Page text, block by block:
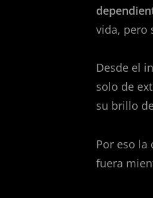
vida, pero
Desde el
solo de
su brillo
Por eso la
fuera